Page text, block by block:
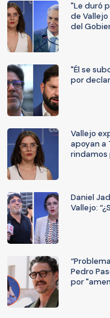
"Le duró
de
del
"Él se
por
Vallejo
apoyan a
rindamos
Daniel
Vallejo:
Pedro
por